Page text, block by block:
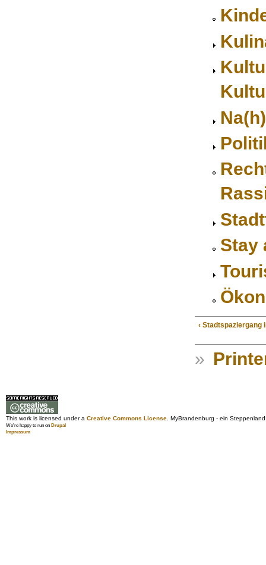
Stay
‹ Stadtspaziergang
»
This work is licensed under a Creative Commons License. MyBrandenburg - ein
We're happy to run on Drupal
Impressum